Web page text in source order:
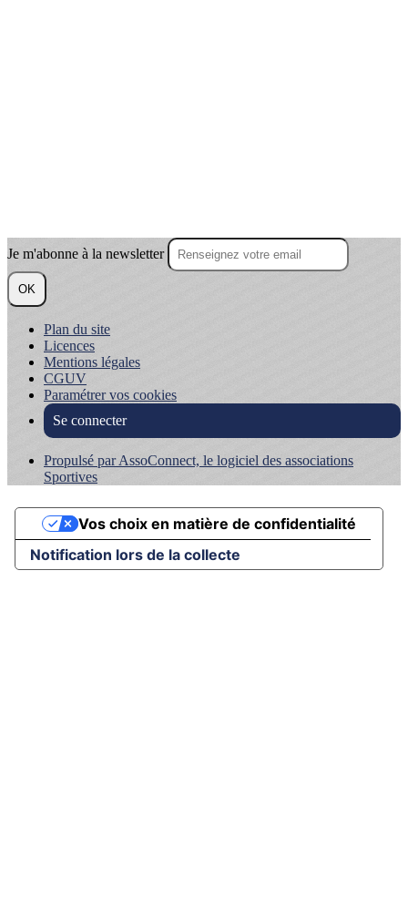
Je m'abonne à la newsletter
OK
Plan du site
Licences
Mentions légales
CGUV
Paramétrer vos cookies
Se connecter
Propulsé par AssoConnect, le logiciel des associations
Sportives
Notification lors de la collecte
Vos choix en matière de confidentialité